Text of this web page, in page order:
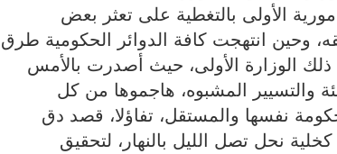
الأولى بالتغطية على تعثر بعض
وحين انتهجت كافة الدوائر الحكومية طرق
ذلك الوزارة الأولى، حيث أصدرت بالأمس
والتسيير المشبوه، هاجموها من كل
نفسها والمستقل، تفاؤلا، قصد دق
نحل تصل الليل بالنهار، لتحقيق